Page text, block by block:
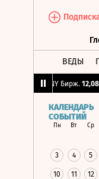
ВЕДЫ
CNY Бирж. 12,081
КАЛЕНДАРЬ
СОБЫТИЙ
Пн Вт Ср
3 4 5
10 11 12